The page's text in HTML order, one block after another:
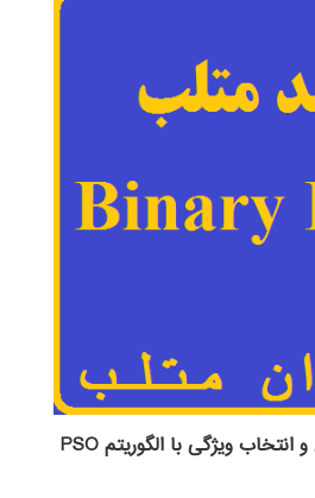
دانلود کد PSO باینری و انتخاب ویژگی با الگوریتم PSO